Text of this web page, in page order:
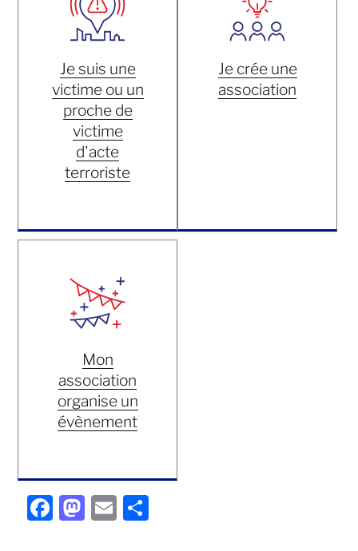
Je suis une
victime ou un
proche de
victime
d'acte
terroriste
Je crée une
association
Mon
association
organise un
évènement
F
M E